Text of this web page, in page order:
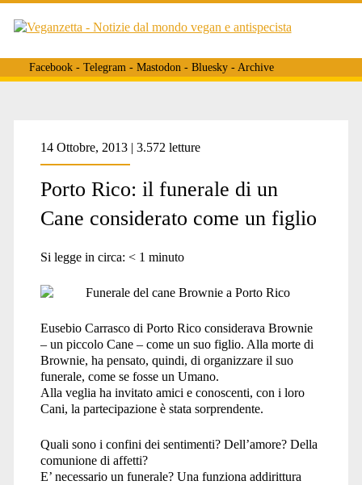
Facebook- Telegram- Mastodon- Bluesky- Archive
Tag:
<span>cani
porto
rico</span>
14 Ottobre, 2013 | 3.572 letture
Porto Rico: il funerale di un
Cane considerato come un figlio
Si legge in circa: < 1 minuto
Eusebio Carrasco di Porto Rico considerava Brownie
– un piccolo Cane – come un suo figlio. Alla morte di
Brownie, ha pensato, quindi, di organizzare il suo
funerale, come se fosse un Umano.
Alla veglia ha invitato amici e conoscenti, con i loro
Cani, la partecipazione è stata sorprendente.
Quali sono i confini dei sentimenti? Dell’amore? Della
comunione di affetti?
E’ necessario un funerale? Una funziona addirittura